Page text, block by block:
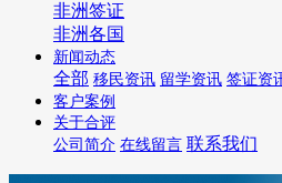
非洲签证
非洲各国
新闻动态
全部 移民资讯 留学资讯 签证资
客户案例
关于合评
公司简介 在线留言 联系我们